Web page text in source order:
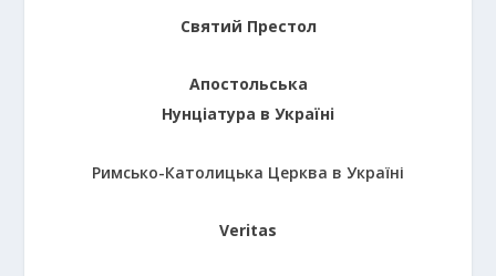
Святий Престол
Апостольська
Нунціатура в Україні
Римсько-Католицька Церква в Україні
Veritas